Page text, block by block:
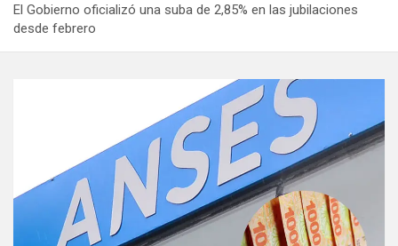
El Gobierno oficializó una suba de 2,85% en las jubilaciones
desde febrero